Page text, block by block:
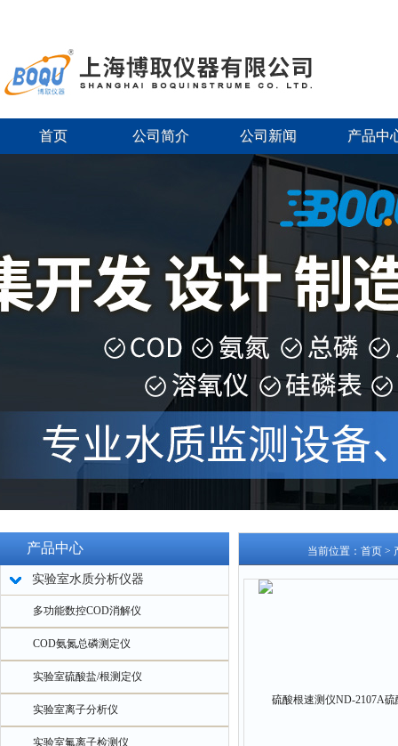
首页 公司简介 公司新闻 产品中
产品中心
实验室水质分析仪器
多功能数控COD消解仪
COD氨氮总磷测定仪
实验室硫酸盐/根测定仪
实验室离子分析仪
实验室氟离子检测仪
当前位置： 首页 >